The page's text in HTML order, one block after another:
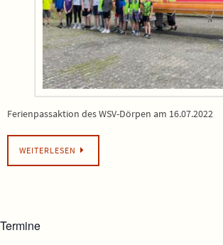
Ferienpassaktion des WSV-Dörpen am 16.07.2022
WEITERLESEN
Termine